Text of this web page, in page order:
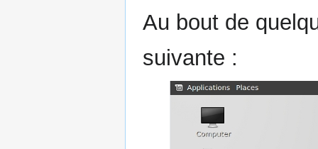
Au bout de
suivante :